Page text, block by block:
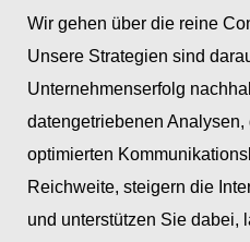
Wir gehen über die reine
Unsere Strategien sind
Unternehmenserfolg
datengetriebenen
optimierten
Reichweite, steigern die
und unterstützen Sie dabei,